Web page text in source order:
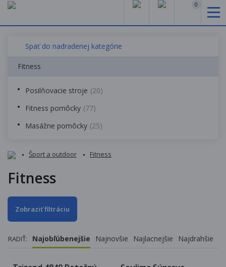
0
Späť do nadradenej kategórie
Fitness
Posilňovacie stroje (20)
Fitness pomôcky (77)
Masážne pomôcky (25)
Šport a outdoor Fitness
Fitness
Zobraziť filtráciu
RADIŤ: Najobľúbenejšie Najnovšie Najlacnejšie Najdrahšie